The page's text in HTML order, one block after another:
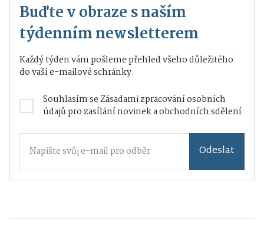
Buďte v obraze s naším
týdenním newsletterem
Každý týden vám pošleme přehled všeho důležitého
do vaší e-mailové schránky.
Souhlasím seZásadami zpracování osobních
údajůpro zasílání novinek a obchodních sdělení
Odeslat